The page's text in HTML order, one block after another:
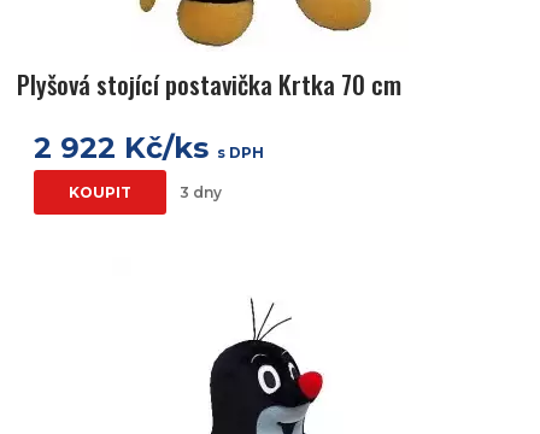
Plyšová stojící postavička Krtka 70 cm
2 922 Kč/ks s DPH
KOUPIT 3 dny